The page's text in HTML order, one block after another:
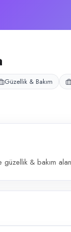
Güzellik & Bakım
& bakım